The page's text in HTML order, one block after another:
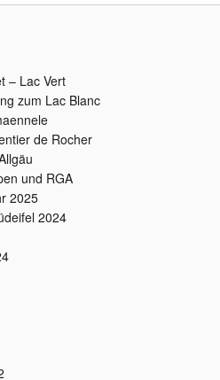
– Lac Vert
zum Lac Blanc
de Rocher
und RGA
2025
2024